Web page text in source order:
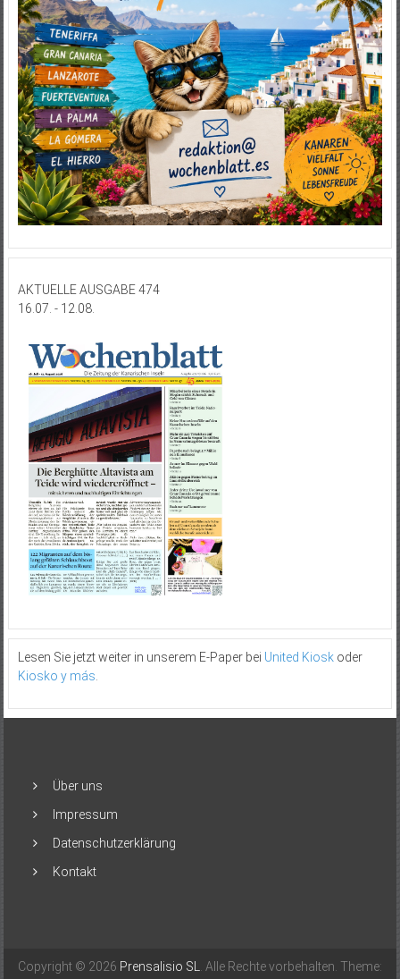
AKTUELLE AUSGABE 474
16.07. - 12.08.
Lesen Sie jetzt weiter in unserem E-Paper bei United Kioskoder
Kiosko y más.
Über uns
Impressum
Datenschutzerklärung
Kontakt
Copyright © 2026 Prensalisio SL. Alle Rechte vorbehalten. Theme: